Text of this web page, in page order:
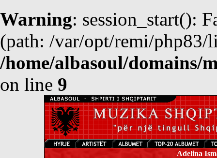
Warning: session_start():
(path: /var/opt/remi/php83/
/home/albasoul/domains/
on line 9
Adelina